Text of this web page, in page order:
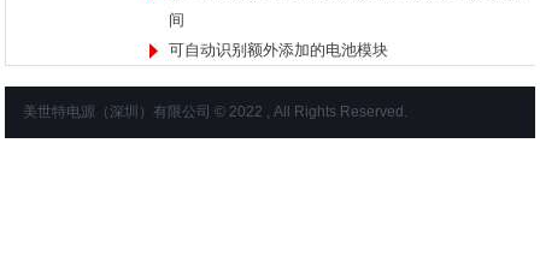
间
可自动识别额外添加的电池模块
美世特电源（深圳）有限公司 © 2022 , All Rights Reserved.